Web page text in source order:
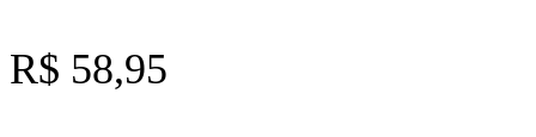
R$ 58,95